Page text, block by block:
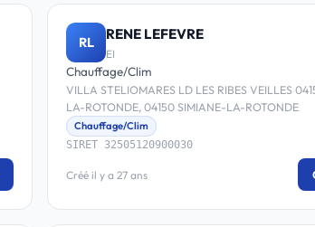
RL RENE LEFEVRE
EI
Chauffage/Clim
VILLA STELIOMARES LD LES RIBES VEILLES
LA-ROTONDE, 04150 SIMIANE-LA-ROTONDE
Chauffage/Clim
SIRET 32505120900030
Créé il y a 27 ans